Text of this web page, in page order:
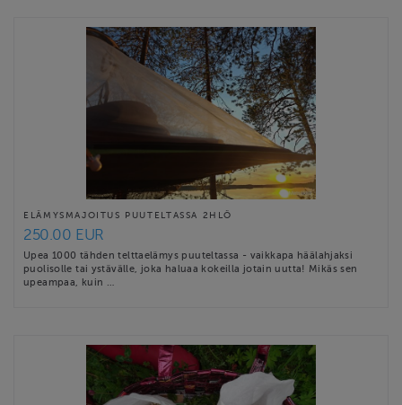
ELÄMYSMAJOITUS PUUTELTASSA 2HLÖ
250.00 EUR
Upea 1000 tähden telttaelämys puuteltassa - vaikkapa häälahjaksi
puolisolle tai ystävälle, joka haluaa kokeilla jotain uutta! Mikäs sen
upeampaa, kuin …